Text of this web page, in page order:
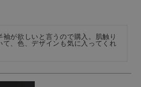
袖が欲しいと言うので購入。肌触り
て、色、デザインも気に入ってくれ